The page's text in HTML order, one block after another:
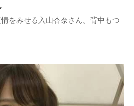
をみせる入山杏奈さん。背中もつ